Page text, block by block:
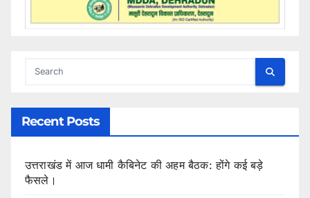
Recent Posts
उत्तराखंड में आज धामी कैबिनेट की अहम बैठक: होंगे कई बड़े
फैसले।